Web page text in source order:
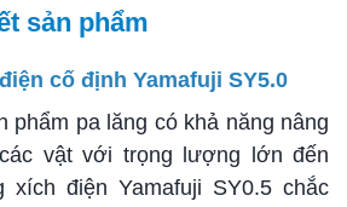
sản phẩm
cố định Yamafuji SY5.0
phẩm pa lăng có khả năng nâng
vật với trọng lượng lớn đến
xích điện Yamafuji SY0.5 chắc